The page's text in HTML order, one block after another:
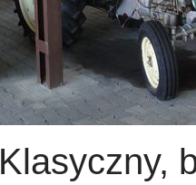
Klasyczny,